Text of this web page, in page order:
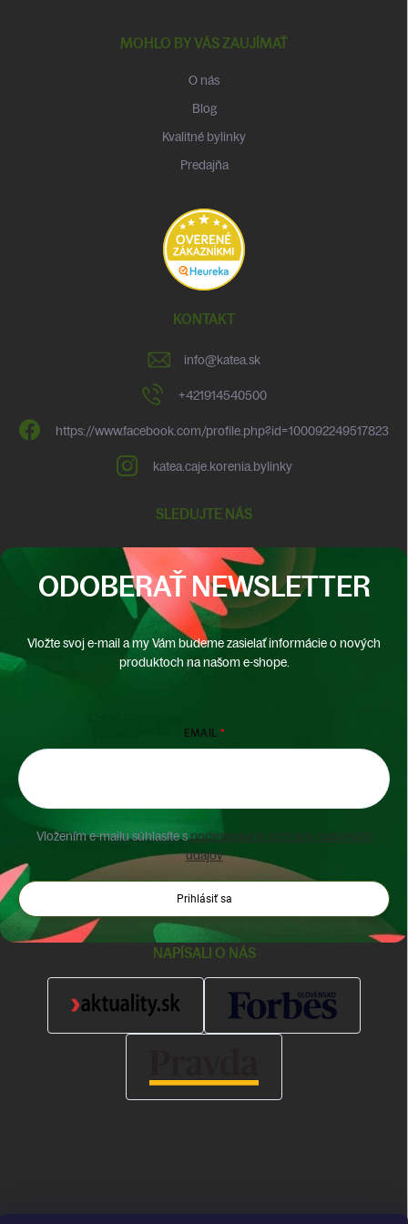
MOHLO BY VÁS ZAUJÍMAŤ
O nás
Blog
Kvalitné bylinky
Predajňa
KONTAKT
info@katea.sk
+421914540500
https://www.facebook.com/profile.php?id=100092249517823
katea.caje.korenia.bylinky
SLEDUJTE NÁS
ODOBERAŤ NEWSLETTER
Vložte svoj e-mail a my Vám budeme zasielať informácie o nových
produktoch na našom e-shope.
EMAIL
Vložením e-mailu súhlasíte spodmienkami ochrany osobných
údajov
Prihlásiť sa
NAPÍSALI O NÁS